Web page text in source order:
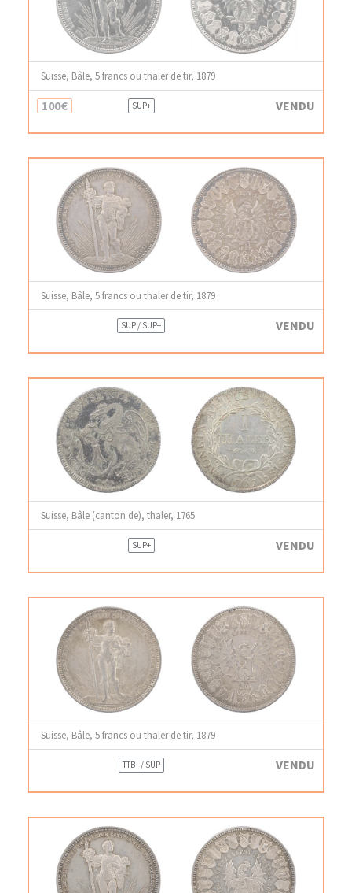
Suisse, Bâle, 5 francs ou thaler de tir, 1879
100€ SUP+ VENDU
Suisse, Bâle, 5 francs ou thaler de tir, 1879
SUP / SUP+ VENDU
Suisse, Bâle (canton de), thaler, 1765
SUP+ VENDU
Suisse, Bâle, 5 francs ou thaler de tir, 1879
TTB+ / SUP VENDU